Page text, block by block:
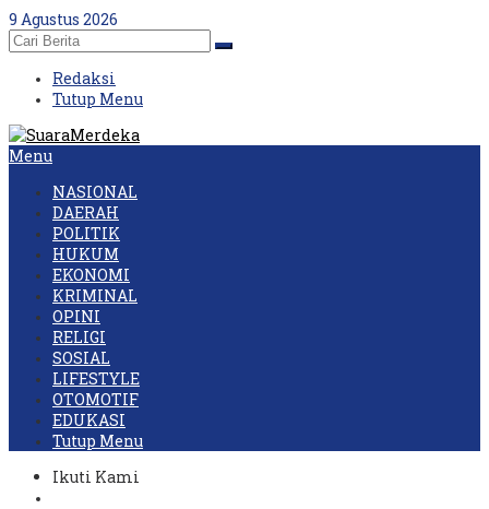
Skip
to
content
9 Agustus 2026
Redaksi
Tutup Menu
Menu
NASIONAL
DAERAH
POLITIK
HUKUM
EKONOMI
KRIMINAL
OPINI
RELIGI
SOSIAL
LIFESTYLE
OTOMOTIF
EDUKASI
Tutup Menu
Ikuti Kami